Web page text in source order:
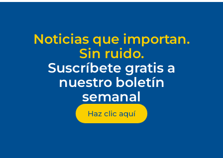
Noticias que importan.
Sin ruido.
Suscríbete gratis a
nuestro boletín
semanal
Haz clic aquí